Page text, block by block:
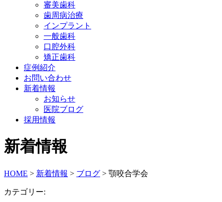
審美歯科
歯周病治療
インプラント
一般歯科
口腔外科
矯正歯科
症例紹介
お問い合わせ
新着情報
お知らせ
医院ブログ
採用情報
新着情報
HOME > 新着情報 > ブログ > 顎咬合学会
カテゴリー: